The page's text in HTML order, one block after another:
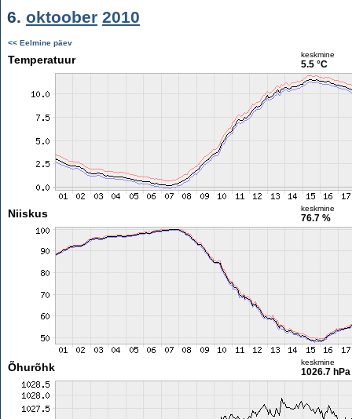
6. oktoober 2010
<< Eelmine päev
Temperatuur keskmine
5.5 °C
Niiskus keskmine
76.7 %
Õhurõhk keskmine
1026.7 hPa